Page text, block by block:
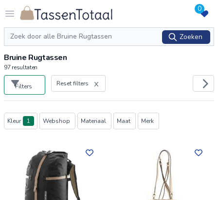
Open menu
Logo Tassentotaal.nl 0
Zoeken
Zoeken
Bruine Rugtassen
97resultaten
Filters Reset filters
Producten
Kleur 1 Webshop Materiaal Maat Merk